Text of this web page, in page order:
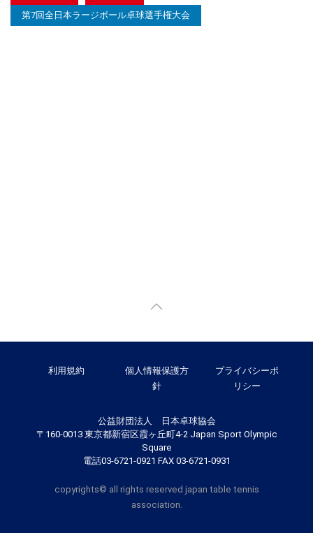
第7回全日本ラージボール卓球選手権大会
利用規約
個人情報保護方
針
プライバシーポ
リシー
公益財団法人 日本卓球協会
〒160-0013 東京都新宿区霞ヶ丘町4-2 Japan Sport Olympic
Square
電話03-6721-0921 FAX 03-6721-0931
copyrights© all rights reserved japan table tennis
association.